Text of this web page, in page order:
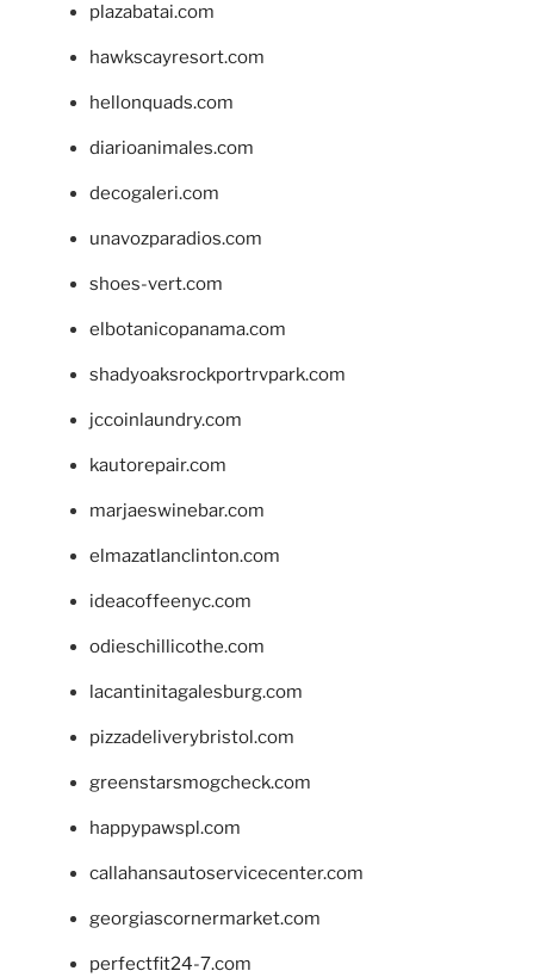
plazabatai.com
hawkscayresort.com
hellonquads.com
diarioanimales.com
decogaleri.com
unavozparadios.com
shoes-vert.com
elbotanicopanama.com
shadyoaksrockportrvpark.com
jccoinlaundry.com
kautorepair.com
marjaeswinebar.com
elmazatlanclinton.com
ideacoffeenyc.com
odieschillicothe.com
lacantinitagalesburg.com
pizzadeliverybristol.com
greenstarsmogcheck.com
happypawspl.com
callahansautoservicecenter.com
georgiascornermarket.com
perfectfit24-7.com